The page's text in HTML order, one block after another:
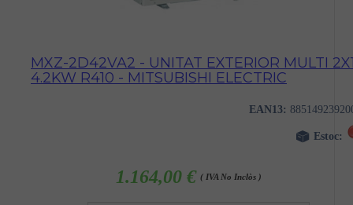
MXZ-2D42VA2 - UNITAT EXTERIOR MULTI
4.2KW R410 - MITSUBISHI ELECTRIC
EAN13:
Estoc:
1.164,00 € ( IVA No Inclòs )